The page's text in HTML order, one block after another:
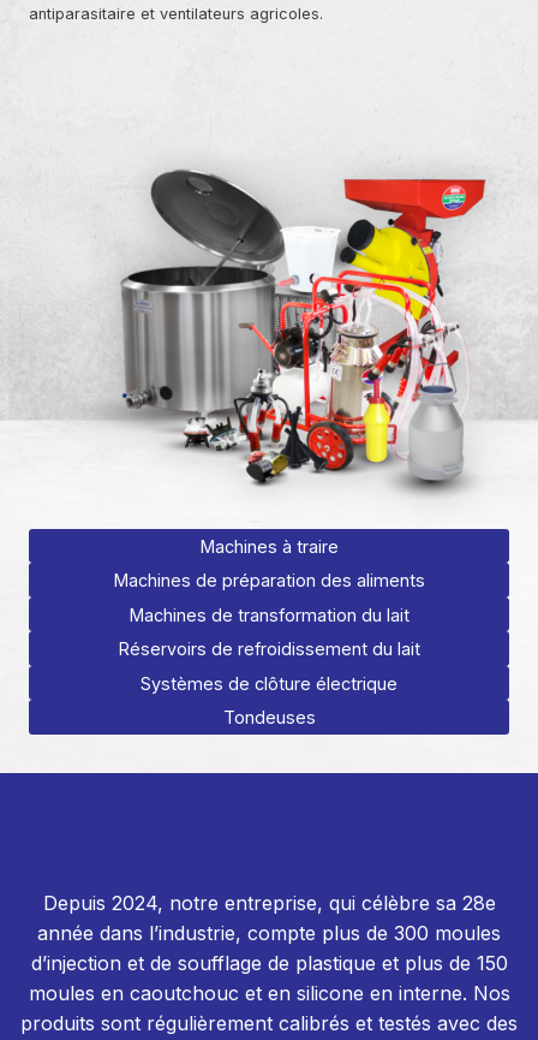
antiparasitaire et ventilateurs agricoles.
Machines à traire
Machines de préparation des aliments
Machines de transformation du lait
Réservoirs de refroidissement du lait
Systèmes de clôture électrique
Tondeuses
Depuis 2024, notre entreprise, qui célèbre sa 28e
année dans l’industrie, compte plus de 300 moules
d’injection et de soufflage de plastique et plus de 150
moules en caoutchouc et en silicone en interne. Nos
produits sont régulièrement calibrés et testés avec des